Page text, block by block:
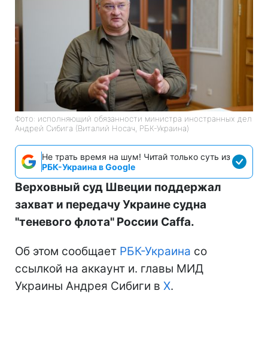
Фото: исполняющий обязанности министра иностранных дел
Андрей Сибига (Виталий Носач, РБК-Украина)
Не трать время на шум! Читай только суть из
РБК-Украина в Google
Верховный суд Швеции поддержал
захват и передачу Украине судна
"теневого флота" России Caffa.
Об этом сообщает РБК-Украина со
ссылкой на аккаунт и. главы МИД
Украины Андрея Сибиги в Х.